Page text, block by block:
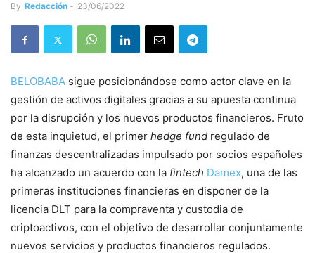
By Redacción - 23/06/2022
BELOBABA sigue posicionándose como actor clave en la
gestión de activos digitales gracias a su apuesta continua
por la disrupción y los nuevos productos financieros. Fruto
de esta inquietud, el primer hedge fund regulado de
finanzas descentralizadas impulsado por socios españoles
ha alcanzado un acuerdo con la fintech Damex, una de las
primeras instituciones financieras en disponer de la
licencia DLT para la compraventa y custodia de
criptoactivos, con el objetivo de desarrollar conjuntamente
nuevos servicios y productos financieros regulados.